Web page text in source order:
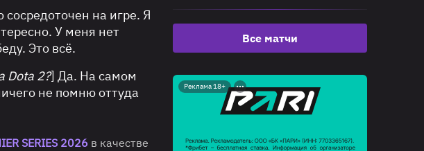
на игре. Я
У меня нет
Это всё.
Dota 2?] Да. На самом
не помню оттуда
SERIES 2026 в качестве
Все матчи
Реклама 18+